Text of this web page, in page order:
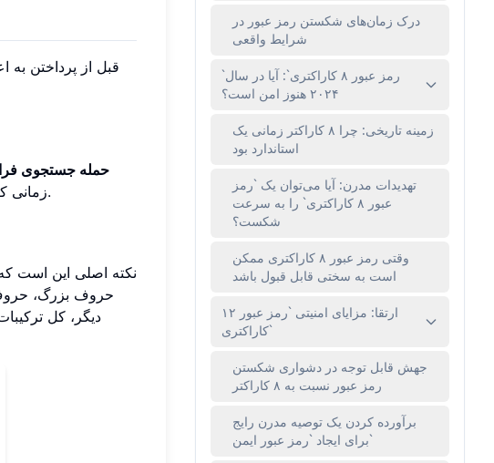
قبل از پرداختن
حمله جستجوی
زمانی که رمز عبور شما را حدس بزند. هرچه رمز عبور شما کاراکترهای بیشتری داشته باشد، ترکیبات بیشتری وجود دارد.
نکته اصلی این است
دیگر، کل ترکیبات را بیش از ۷۰ برابر می‌کند. به
درک زمان‌های شکستن رمز عبور در
شرایط واقعی
`رمز عبور ۸ کاراکتری`: آیا در سال
۲۰۲۴ هنوز امن است؟
زمینه تاریخی: چرا ۸ کاراکتر زمانی یک
استاندارد بود
تهدیدات مدرن: آیا می‌توان یک `رمز
عبور ۸ کاراکتری` را به سرعت
شکست؟
وقتی رمز عبور ۸ کاراکتری ممکن
است به سختی قابل قبول باشد
ارتقا: مزایای امنیتی `رمز عبور ۱۲
کاراکتری`
جهش قابل توجه در دشواری شکستن
رمز عبور نسبت به ۸ کاراکتر
برآورده کردن یک توصیه مدرن رایج
برای ایجاد `رمز عبور ایمن`